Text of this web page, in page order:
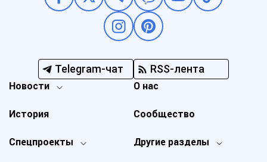
Telegram-чат RSS-лента
Новости
Спецпроекты Другие разделы
История
О нас
Сообщество